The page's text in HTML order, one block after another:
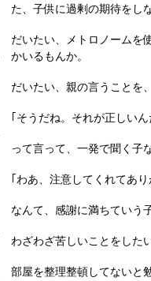
た、子供に過剰の期待をし
だいたい、メトロノームを
かいるもんか。
だいたい、親の言うことを、
｢そうだね。それが正しい
って言って、一発で聞く子
｢わあ、注意してくれてあ
なんて、感謝に満ちていう
わざわざ苦しいことをした
部屋を整理整頓してないと